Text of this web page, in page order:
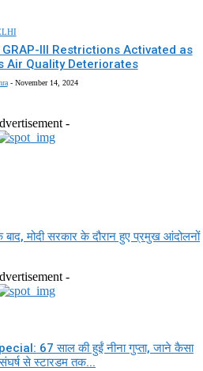
GRAP-III Restrictions Activated as
Air Quality Deteriorates
- November 14, 2024
-
बाद, मोदी सरकार के दौरान हुए प्रमुख आंदोलनों
-
67 साल की हुईं नीना गुप्ता, जाने कैसा
से स्टारडम तक...